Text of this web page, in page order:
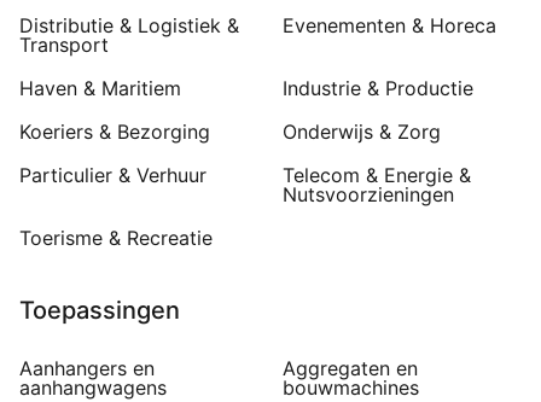
Distributie & Logistiek &
Transport
Evenementen & Horeca
Haven & Maritiem
Industrie & Productie
Koeriers & Bezorging
Onderwijs & Zorg
Particulier & Verhuur
Telecom & Energie &
Nutsvoorzieningen
Toerisme & Recreatie
Toepassingen
Aanhangers en
aanhangwagens
Aggregaten en
bouwmachines